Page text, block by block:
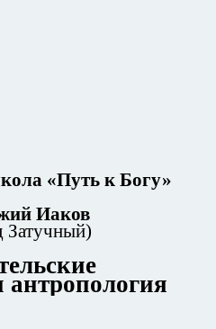
«Путь к Богу»
Иаков
Затучный)
антропология